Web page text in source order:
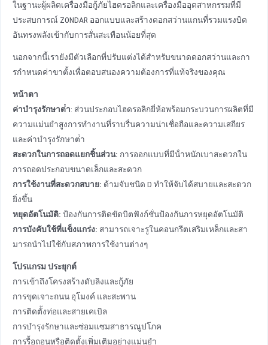
ในฐานะผู้ผลิตเครื่องมือกู้ภัยไฮดรอลิกและเครื่องมืออุตสาหกรรมที่มี
ประสบการณ์ ZONDAR ออกแบบและสร้างดอกสว่านแกนที่รวมแรงบิด
อันทรงพลังเข้ากับการสั่นสะเทือนน้อยที่สุด
นอกจากนี้เรายังมีตัวเลือกที่ปรับแต่งได้สําหรับขนาดดอกสว่านและกา
รกําหนดค่าขาตั้งเพื่อตอบสนองความต้องการที่แท้จริงของคุณ
หน้าตา
ค่าบํารุงรักษาต่ํา: ส่วนประกอบไฮดรอลิกยี่ห้อพร้อมกระบวนการผลิตที่มี
ความแม่นยําสูงการทํางานที่ราบรื่นความน่าเชื่อถือและความเสถียร
และค่าบํารุงรักษาต่ํา
สะดวกในการถอดแยกชิ้นส่วน: การออกแบบที่มีน้ําหนักเบาสะดวกใน
การถอดประกอบขนาดเล็กและสะดวก
การใช้งานที่สะดวกสบาย: ด้ามจับชนิด D ทําให้จับได้สบายและสะดวก
ยิ่งขึ้น
หยุดอัตโนมัติ: ป้องกันการติดขัดบิตฟังก์ชั่นป้องกันการหยุดอัตโนมัติ
การบังคับใช้ที่แข็งแกร่ง: สามารถเจาะรูในคอนกรีตเสริมเหล็กและสา
มารถนําไปใช้กับสภาพการใช้งานต่างๆ
โปรแกรม ประยุกต์
การเข้าถึงโครงสร้างดับลิงและกู้ภัย
การขุดเจาะถนน อุโมงค์ และสะพาน
การติดตั้งท่อและสายเคเบิล
การบํารุงรักษาและซ่อมแซมสาธารณูปโภค
การรื้อถอนหรือติดตั้งเพิ่มเติมอย่างแม่นยํา